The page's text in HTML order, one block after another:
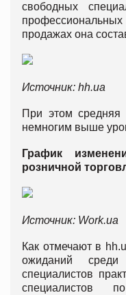
свободных
профессиональных
продажах она
Источник: hh.ua
При этом средняя
немногим выше
График
розничной
Источник: Work.ua
Как отмечают в
ожиданий среди
специалистов
специалистов